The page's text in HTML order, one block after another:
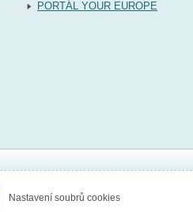
PORTÁL YOUR EUROPE
Nastavení soubrů cookies